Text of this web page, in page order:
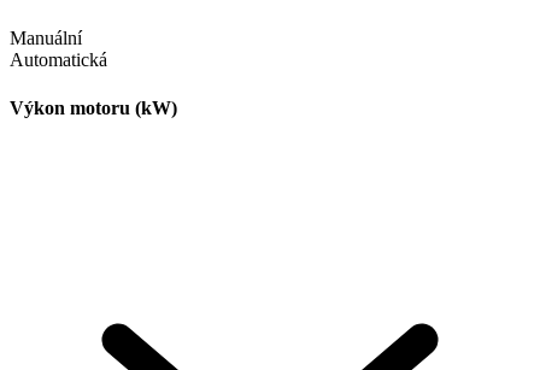
Manuální
Automatická
Výkon motoru (kW)